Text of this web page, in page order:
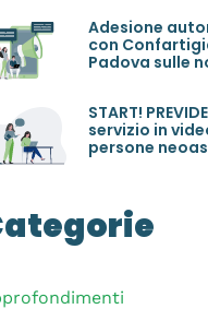
Adesione
con
Padova sulle
START!
servizio in
persone